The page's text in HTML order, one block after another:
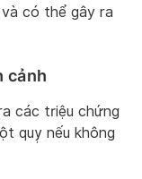
có thể gây ra
cảnh
các triệu chứng
quỵ nếu không